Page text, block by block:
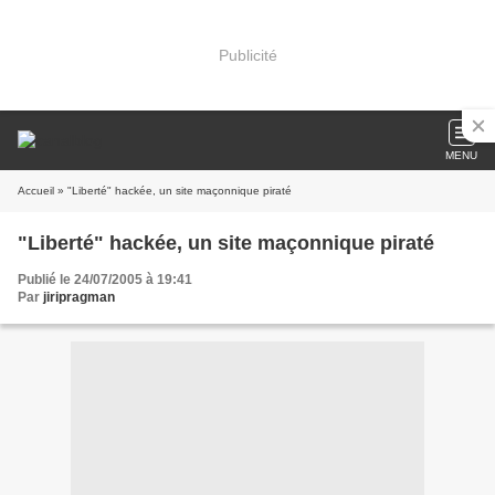
Publicité
MENU
Accueil » "Liberté" hackée, un site maçonnique piraté
"Liberté" hackée, un site maçonnique piraté
Publié le 24/07/2005 à 19:41
Par jiripragman